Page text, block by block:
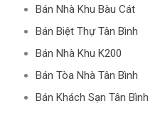
Bán Nhà Khu Bàu Cát
Bán Biệt Thự Tân Bình
Bán Nhà Khu K200
Bán Tòa Nhà Tân Bình
Bán Khách Sạn Tân Bình